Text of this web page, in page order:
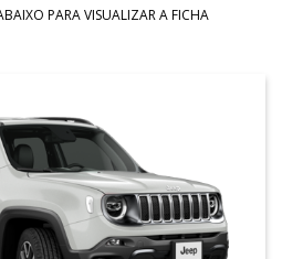
PARA VISUALIZAR A FICHA